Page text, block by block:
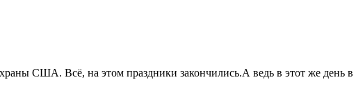
США. Всё, на этом праздники закончились.А ведь в этот же день